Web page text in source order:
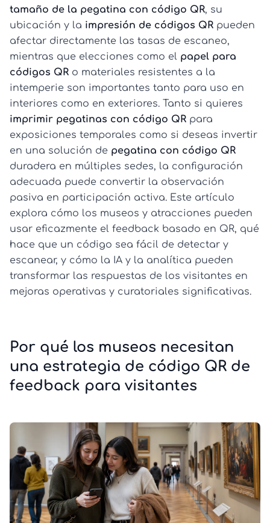
tamaño de la pegatina con código QR, su
ubicación y la impresión de códigos QR pueden
afectar directamente las tasas de escaneo,
mientras que elecciones como el papel para
códigos QR o materiales resistentes a la
intemperie son importantes tanto para uso en
interiores como en exteriores. Tanto si quieres
imprimir pegatinas con código QR para
exposiciones temporales como si deseas invertir
en una solución de pegatina con código QR
duradera en múltiples sedes, la configuración
adecuada puede convertir la observación
pasiva en participación activa. Este artículo
explora cómo los museos y atracciones pueden
usar eficazmente el feedback basado en QR, qué
hace que un código sea fácil de detectar y
escanear, y cómo la IA y la analítica pueden
transformar las respuestas de los visitantes en
mejoras operativas y curatoriales significativas.
Por qué los museos necesitan
una estrategia de código QR de
feedback para visitantes